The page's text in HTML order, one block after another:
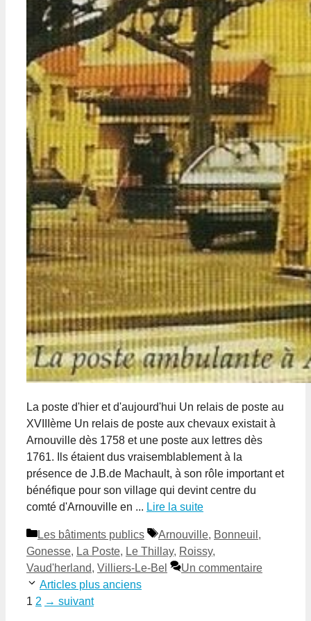
La poste d'hier et d'aujourd'hui Un relais de poste au
XVIIIème Un relais de poste aux chevaux existait à
Arnouville dès 1758 et une poste aux lettres dès
1761. Ils étaient dus vraisemblablement à la
présence de J.B.de Machault, à son rôle important et
bénéfique pour son village qui devint centre du
comté d'Arnouville en ... Lire la suite
Catégories
Les bâtiments publics Étiquettes
Arnouville, Bonneuil ,
Gonesse, La Poste, Le Thillay, Roissy,
Vaud'herland, Villiers-Le-Bel
Un commentaire
Articles plus anciens
Page
1 Page
2 → suivant